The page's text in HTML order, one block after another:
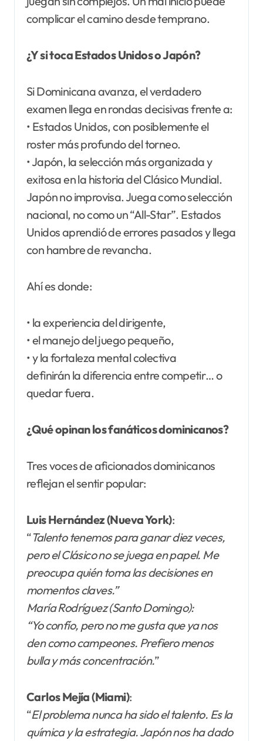
complicar el camino desde temprano.
¿Y si toca Estados Unidos o Japón?
Si Dominicana avanza, el verdadero
examen llega en rondas decisivas frente a:
• Estados Unidos, con posiblemente el
roster más profundo del torneo.
• Japón, la selección más organizada y
exitosa en la historia del Clásico Mundial.
Japón no improvisa. Juega como selección
nacional, no como un “All-Star”. Estados
Unidos aprendió de errores pasados y llega
con hambre de revancha.
Ahí es donde:
• la experiencia del dirigente,
• el manejo del juego pequeño,
• y la fortaleza mental colectiva
definirán la diferencia entre competir… o
quedar fuera.
¿Qué opinan los fanáticos dominicanos?
Tres voces de aficionados dominicanos
reflejan el sentir popular:
Luis Hernández (Nueva York):
“Talento tenemos para ganar diez veces,
pero el Clásico no se juega en papel. Me
preocupa quién toma las decisiones en
momentos claves.”
María Rodríguez (Santo Domingo):
“Yo confío, pero no me gusta que ya nos
den como campeones. Prefiero menos
bulla y más concentración.”
Carlos Mejía (Miami):
“El problema nunca ha sido el talento. Es la
química y la estrategia. Japón nos ha dado